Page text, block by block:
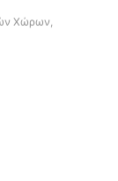
Χώρων,